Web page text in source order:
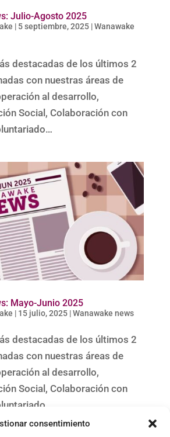
consentimiento
Julio-Agosto 2025
| 5 septiembre, 2025|Wanawake
destacadas de los últimos 2
con nuestras áreas de
al desarrollo,
Social, Colaboración con
Mayo-Junio 2025
| 15 julio, 2025|Wanawake news
destacadas de los últimos 2
con nuestras áreas de
al desarrollo,
Social, Colaboración con